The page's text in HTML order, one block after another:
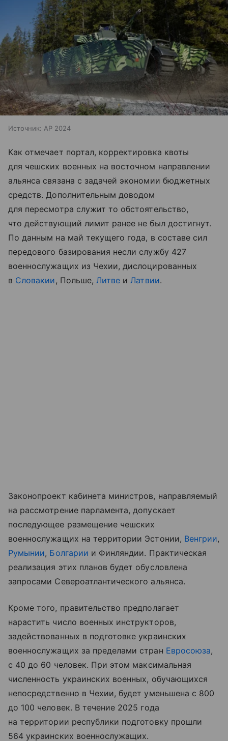
Источник: AP 2024
Как отмечает портал, корректировка квоты
для чешских военных на восточном направлении
альянса связана с задачей экономии бюджетных
средств. Дополнительным доводом
для пересмотра служит то обстоятельство,
что действующий лимит ранее не был достигнут.
По данным на май текущего года, в составе сил
передового базирования несли службу 427
военнослужащих из Чехии, дислоцированных
в Словакии, Польше, Литве иЛатвии.
Законопроект кабинета министров, направляемый
на рассмотрение парламента, допускает
последующее размещение чешских
военнослужащих на территории Эстонии, Венгрии,
Румынии, Болгарии и Финляндии. Практическая
реализация этих планов будет обусловлена
запросами Североатлантического альянса.
Кроме того, правительство предполагает
нарастить число военных инструкторов,
задействованных в подготовке украинских
военнослужащих за пределами стран Евросоюза,
с 40 до 60 человек. При этом максимальная
численность украинских военных, обучающихся
непосредственно в Чехии, будет уменьшена с 800
до 100 человек. В течение 2025 года
на территории республики подготовку прошли
564 украинских военнослужащих.